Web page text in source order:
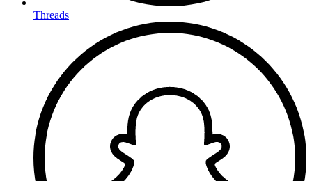
Threads